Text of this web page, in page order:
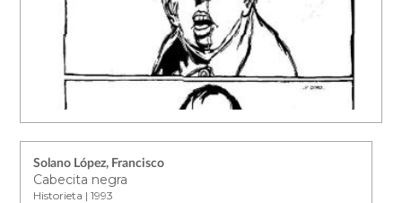
Solano López, Francisco
Cabecita negra
Historieta | 1993